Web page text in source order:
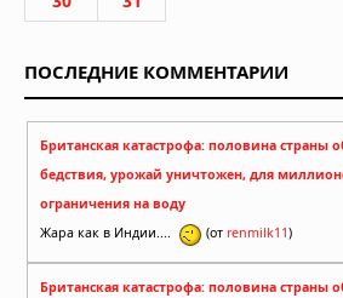
ПОСЛЕДНИЕ КОММЕНТАРИИ
Британская катастрофа: половина страны
бедствия, урожай уничтожен, для
ограничения на воду
Жара как в Индии....
(от renmilk11)
Британская катастрофа: половина страны